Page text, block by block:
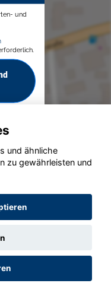
und
2020 - 2026
und ähnliche
zu gewährleisten und